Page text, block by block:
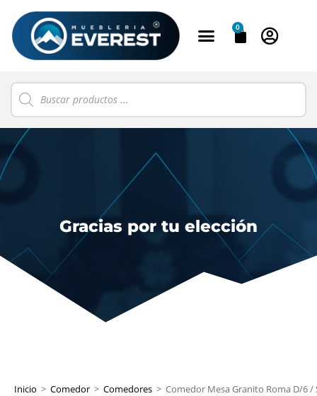
0
Gracias por tu elección
Inicio > Comedor > Comedores > Comedor Mesa Granito Roma D/6 /